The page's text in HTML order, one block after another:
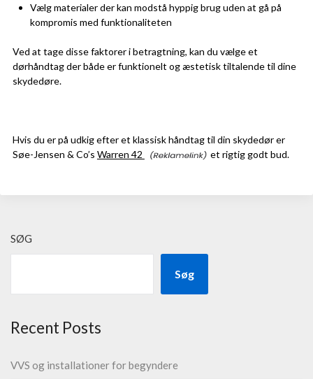
Vælg materialer der kan modstå hyppig brug uden at gå på
kompromis med funktionaliteten
Ved at tage disse faktorer i betragtning, kan du vælge et
dørhåndtag der både er funktionelt og æstetisk tiltalende til dine
skydedøre.
Hvis du er på udkig efter et klassisk håndtag til din skydedør er
Søe-Jensen & Co’s Warren 42 et rigtig godt bud.
SØG
Søg
Recent Posts
VVS og installationer for begyndere